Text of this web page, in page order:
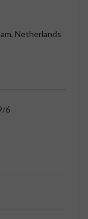
Netherlands
6